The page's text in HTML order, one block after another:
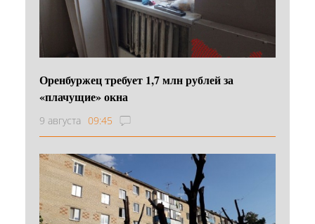
Оренбуржец требует 1,7 млн рублей за
«плачущие» окна
9 августа 09:45